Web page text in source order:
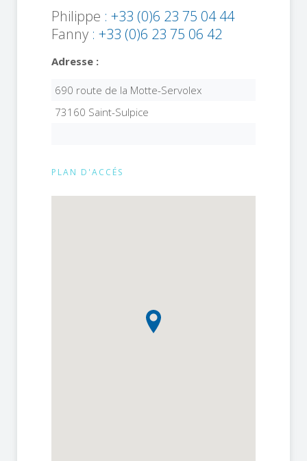
Philippe : +33 (0)6 23 75 04 44
Fanny : +33 (0)6 23 75 06 42
Adresse :
690 route de la Motte-Servolex
73160 Saint-Sulpice
PLAN D'ACCÉS